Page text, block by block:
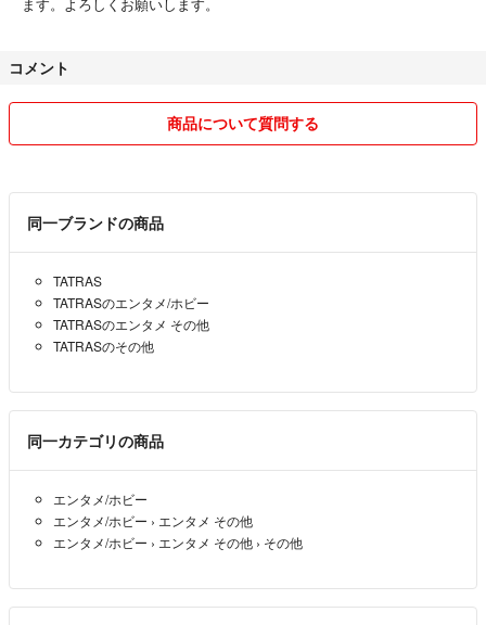
ます。よろしくお願いします。
コメント
商品について質問する
同一ブランドの商品
TATRAS
TATRASのエンタメ/ホビー
TATRASのエンタメ その他
TATRASのその他
同一カテゴリの商品
エンタメ/ホビー
エンタメ/ホビー › エンタメ その他
エンタメ/ホビー › エンタメ その他 › その他